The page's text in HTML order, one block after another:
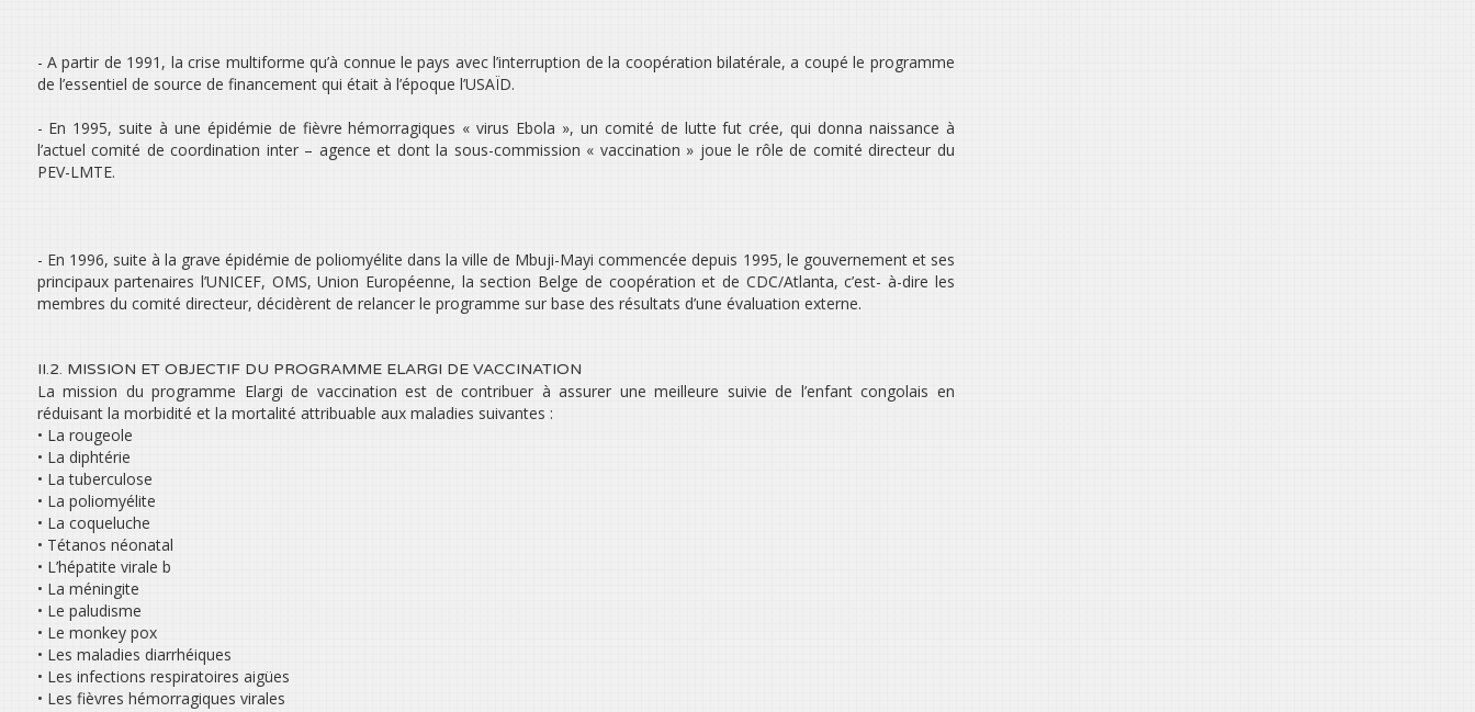
- A partir de 1991, la crise multiforme qu’à connue le pays avec l’interruption de la coopération bilatérale, a coupé le programme
de l’essentiel de source de financement qui était à l’époque l’USAÏD.
- En 1995, suite à une épidémie de fièvre hémorragiques « virus Ebola », un comité de lutte fut crée, qui donna naissance à
l’actuel comité de coordination inter – agence et dont la sous-commission « vaccination » joue le rôle de comité directeur du
PEV-LMTE.
- En 1996, suite à la grave épidémie de poliomyélite dans la ville de Mbuji-Mayi commencée depuis 1995, le gouvernement et ses
principaux partenaires l’UNICEF, OMS, Union Européenne, la section Belge de coopération et de CDC/Atlanta, c’est- à-dire les
membres du comité directeur, décidèrent de relancer le programme sur base des résultats d’une évaluation externe.
II.2. MISSION ET OBJECTIF DU PROGRAMME ELARGI DE VACCINATION
La mission du programme Elargi de vaccination est de contribuer à assurer une meilleure suivie de l’enfant congolais en
réduisant la morbidité et la mortalité attribuable aux maladies suivantes :
• La rougeole
• La diphtérie
• La tuberculose
• La poliomyélite
• La coqueluche
• Tétanos néonatal
• L’hépatite virale b
• La méningite
• Le paludisme
• Le monkey pox
• Les maladies diarrhéiques
• Les infections respiratoires aigües
• Les fièvres hémorragiques virales